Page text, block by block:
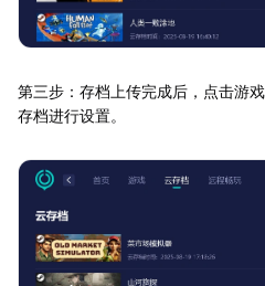
第三步：存档上传完成后，点击游
存档进行设置。